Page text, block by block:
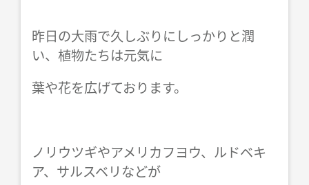
b
o
o
k
n
g
er
g
e
昨日の大雨で久しぶりにしっかりと潤
い、植物たちは元気に
葉や花を広げております。
ノリウツギやアメリカフヨウ、ルドベキ
ア、サルスベリなどが